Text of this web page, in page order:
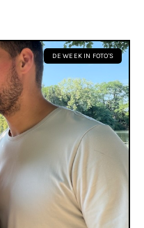
DE WEEK IN FOTO'S